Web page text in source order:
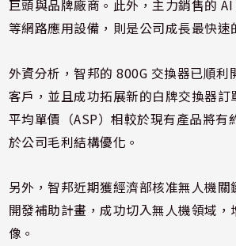
巨頭與品牌廠商。此外，主力銷售的
等網路應用設備，則是公司成長最快速
外資分析，智邦的 800G 交換器已順利
客戶，並且成功拓展新的白牌交換器訂
平均單價（ASP）相較於現有產品將有
於公司毛利結構優化。
另外，智邦近期獲經濟部核准無人機關
開發補助計畫，成功切入無人機領域，
像。